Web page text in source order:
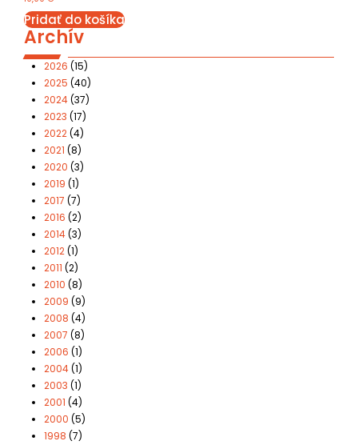
Pridať do košíka
Archív
2026 (15)
2025 (40)
2024(37)
2023 (17)
2022(4)
2021 (8)
2020 (3)
2019 (1)
2017 (7)
2016 (2)
2014(3)
2012(1)
2011 (2)
2010 (8)
2009 (9)
2008 (4)
2007 (8)
2006 (1)
2004(1)
2003 (1)
2001 (4)
2000 (5)
1998 (7)